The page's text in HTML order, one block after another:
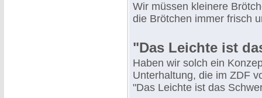
Wir müssen kleinere
die Brötchen immer frisch
"Das Leichte ist
Haben wir solch ein
Unterhaltung, die im ZDF
"Das Leichte ist das